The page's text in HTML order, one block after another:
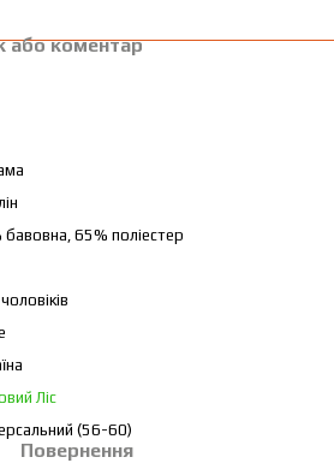
або коментар
бавовна, 65% поліестер
Ліс
(56-60)
Повернення